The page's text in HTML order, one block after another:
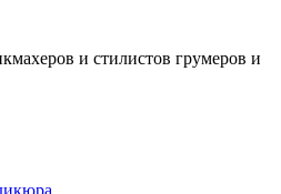
и стилистов грумеров и